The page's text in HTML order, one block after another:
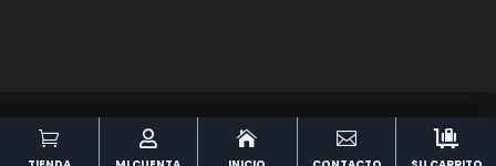
    
Diseñado por Elegant Themes
| Desarrollado
WordPress